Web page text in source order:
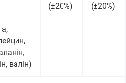
валін)
(±20%) (±20%)